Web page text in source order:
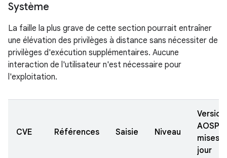
Système
La faille la plus grave de cette section pourrait entraîner
une élévation des privilèges à distance sans nécessiter de
privilèges d'exécution supplémentaires. Aucune
interaction de l'utilisateur n'est nécessaire pour
l'exploitation.
CVE Références Saisie Niveau
AOSP
mises à
jour